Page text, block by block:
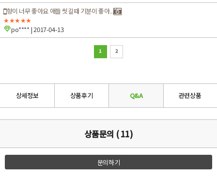
향이 너무 좋아요 애들 씻길때 기분이 좋아...
★★★★★
po**** | 2017-04-13
1 2
상세정보 상품후기 Q&A 관련상품
상품문의 ( 11)
문의하기